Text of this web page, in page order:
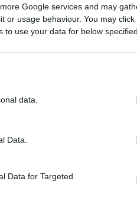
Google services and may
or usage behaviour. You may
use your data for below
data.
Data.
Data for Targeted